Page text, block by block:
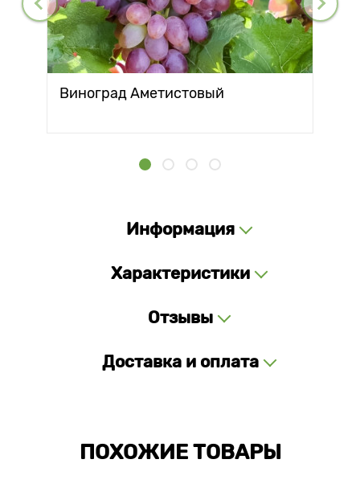
Виноград Аметистовый
Информация
Характеристики
Отзывы
Доставка и оплата
ПОХОЖИЕ ТОВАРЫ